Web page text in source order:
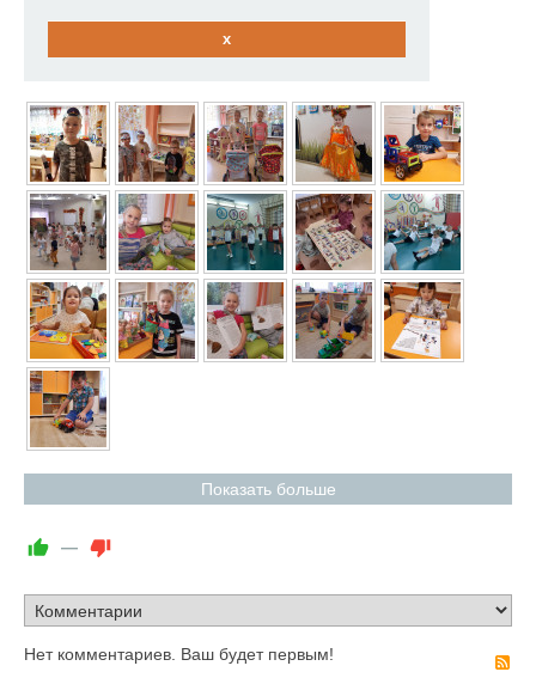
x
Показать больше
—
Нет комментариев. Ваш будет первым!